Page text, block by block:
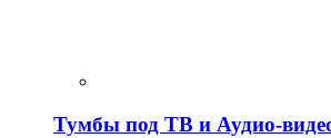
Тумбы под ТВ и Аудио-